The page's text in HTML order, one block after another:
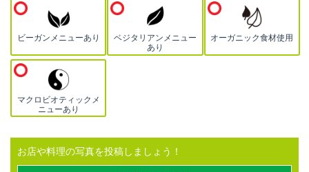
ビーガンメニューあり
ベジタリアンメニュー
あり
オーガニック食材使用
マクロビオティックメ
ニューあり
お店や料理の写真を投稿しましょう！